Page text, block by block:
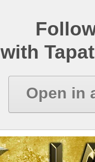
with
Open in